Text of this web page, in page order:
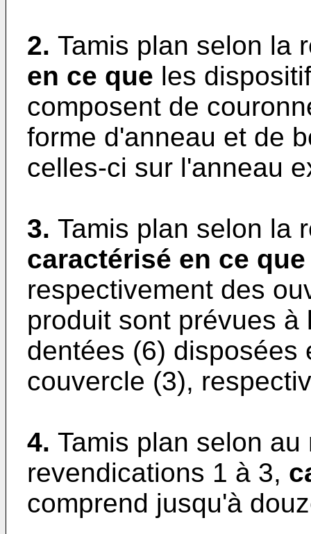
2. Tamis plan selon la
en ce que les
composent de
forme d'anneau et de
celles-ci sur l'anneau
3. Tamis plan selon la
caractérisé en ce que
respectivement des
produit sont prévues
dentées (6) disposées
couvercle (3),
4. Tamis plan selon
revendications 1 à 3,
comprend jusqu'à